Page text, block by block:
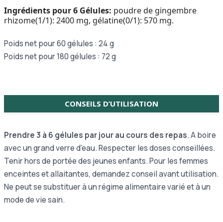
Ingrédients pour 6 Gélules: poudre de gingembre
rhizome(1/1): 2400 mg, gélatine(0/1): 570 mg.
Poids net pour 60 gélules : 24 g
Poids net pour 180 gélules : 72 g
CONSEILS D’UTILISATION
Prendre 3 à 6 gélules par jour au cours des repas. A boire
avec un grand verre d'eau. Respecter les doses conseillées.
Tenir hors de portée des jeunes enfants. Pour les femmes
enceintes et allaitantes, demandez conseil avant utilisation.
Ne peut se substituer à un régime alimentaire varié et à un
mode de vie sain.